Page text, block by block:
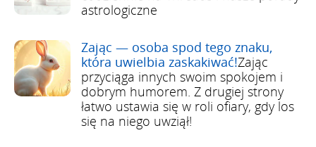
astrologiczne
Zając — osoba spod tego znaku,
która uwielbia zaskakiwać!Zając
przyciąga innych swoim spokojem i
dobrym humorem. Z drugiej strony
łatwo ustawia się w roli ofiary, gdy los
się na niego uwziął!